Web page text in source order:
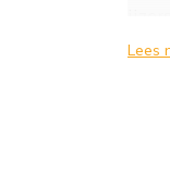
Lees